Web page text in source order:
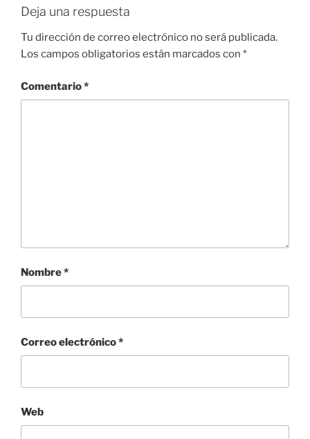
k
Deja una respuesta
Tu dirección de correo electrónico no será publicada.
Los campos obligatorios están marcados con *
Comentario*
Nombre*
Correo electrónico*
Web